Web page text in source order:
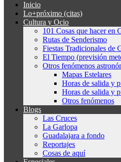
Inicio
Lo+próximo (citas)
Cultura y Ocio
101 Cosas que hacer en
Rutas de Senderismo
Fiestas Tradicionales de
El Tiempo (previsión
Otros fenómenos
Mapas Estelares
Horas de salida y
Horas de salida y
Otros fenómenos
Blogs
Las Cruces
La Garlopa
Guadalajara a fondo
Reportajes
Cosas de aquí